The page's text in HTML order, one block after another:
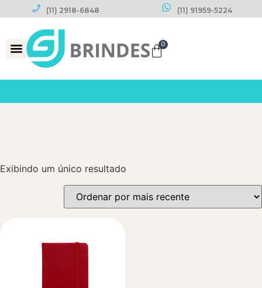
(11) 2918-6848 (11) 91959-5224
0
Exibindo um único resultado